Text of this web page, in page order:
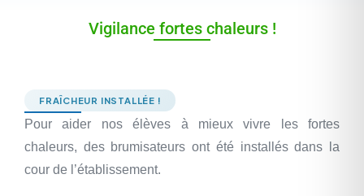
Vigilance fortes chaleurs !
FRAÎCHEUR INSTALLÉE !
Pour aider nos élèves à mieux vivre les fortes
chaleurs, des brumisateurs ont été installés dans la
cour de l’établissement.